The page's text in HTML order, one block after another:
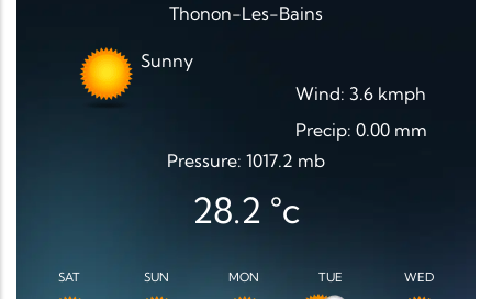
Thonon-Les-Bains
Sunny
Wind: 3.6 kmph
Precip: 0.00 mm
Pressure: 1017.2 mb
28.2 °c
SAT SUN MON TUE WED